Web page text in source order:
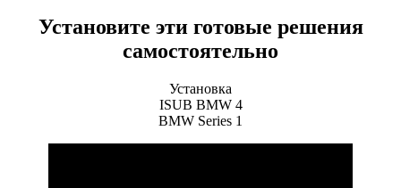
Установите эти готовые решения
самостоятельно
Установка
ISUB BMW 4
BMW Series 1